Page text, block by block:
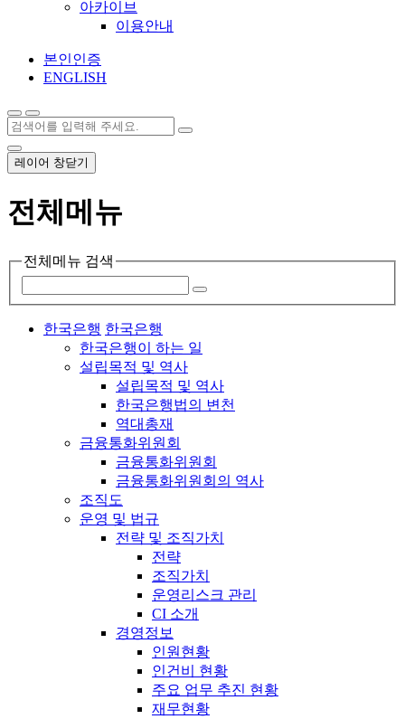
아카이브
이용안내
본인인증
ENGLISH
레이어 창닫기
전체메뉴
전체메뉴 검색
한국은행 한국은행
한국은행이 하는 일
설립목적 및 역사
설립목적 및 역사
한국은행법의 변천
역대총재
금융통화위원회
금융통화위원회
금융통화위원회의 역사
조직도
운영 및 법규
전략 및 조직가치
전략
조직가치
운영리스크 관리
CI 소개
경영정보
인원현황
인건비 현황
주요 업무 추진 현황
재무현황